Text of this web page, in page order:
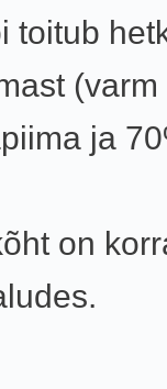
toitub
(varm
ja
on